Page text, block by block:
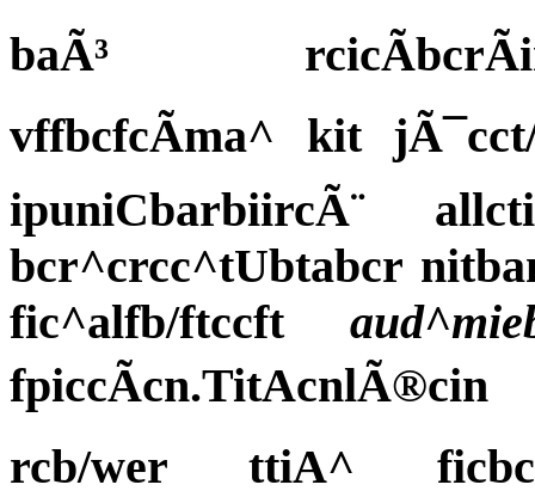
baÃ³
vffbcfcÃma^ kit
ipuniCbarbiircÃ¨
bcr^crcc^tUbtabcr
fic^alfb/ftccft
rcb/wer ttiA^